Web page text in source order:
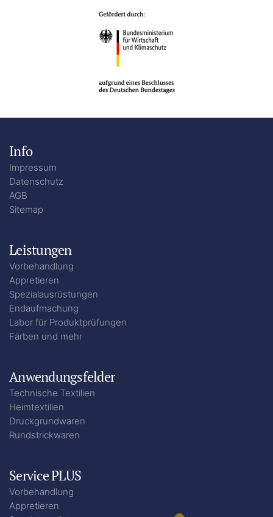
Info
Impressum
Datenschutz
AGB
Sitemap
Leistungen
Vorbehandlung
Appretieren
Spezialausrüstungen
Endaufmachung
Labor für Produktprüfungen
Färben und mehr
Anwendungsfelder
Technische Textilien
Heimtextilien
Druckgrundwaren
Rundstrickwaren
Service PLUS
Vorbehandlung
Appretieren